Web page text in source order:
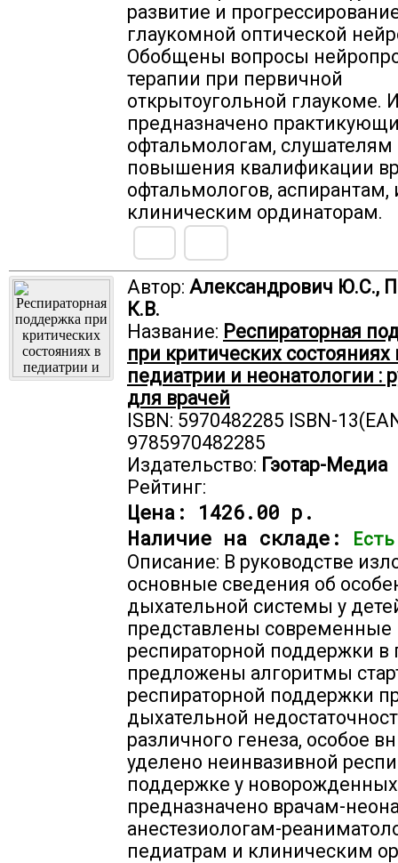
развитие и
глаукомной оптической
Обобщены вопросы
терапии при первичной
открытоугольной глаукоме.
предназначено
офтальмологам, слушателям
повышения квалификации
офтальмологов, аспирантам,
клиническим ординаторам.
Автор: Александрович Ю.С.,
К.В.
Название: Респираторная
при критических состояниях
педиатрии и неонатологии :
для врачей
ISBN: 5970482285 ISBN-
9785970482285
Издательство: Гэотар-Медиа
Рейтинг:
Цена: 1426.00 р.
Наличие на складе:
Описание: В руководстве
основные сведения об
дыхательной системы у
представлены
респираторной поддержки в
предложены алгоритмы
респираторной поддержки
дыхательной
различного генеза, особое
уделено неинвазивной
поддержке у
предназначено врачам-
анестезиологам-
педиатрам и клиническим